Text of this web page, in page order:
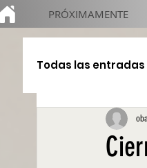
PRÓXIMAMENTE
Todas las entradas
Educación